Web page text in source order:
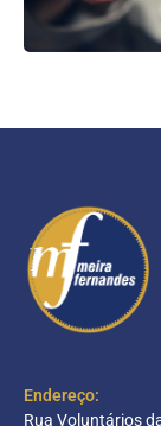
Endereço:
Rua Voluntários